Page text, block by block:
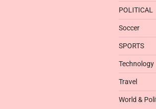
POLITICAL
Soccer
SPORTS
Technology
Travel
World &